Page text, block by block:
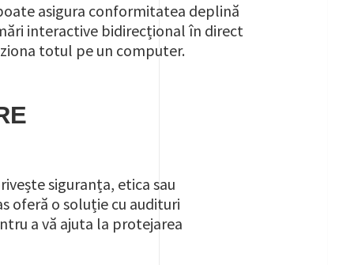
asigura conformitatea deplină
interactive bidirecțional în direct
totul pe un computer.
siguranța, etica sau
oferă o soluție cu audituri
a vă ajuta la protejarea